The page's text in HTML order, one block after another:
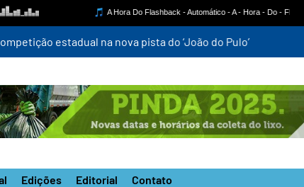
estadual na nova pista do ‘João do Pulo’
Edições Editorial Contato